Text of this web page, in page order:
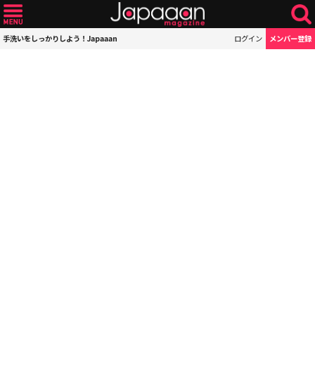
手洗いをしっかりしよう！Japaaan ログイン メンバー登録